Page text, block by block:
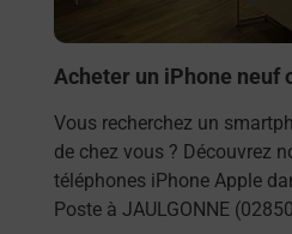
Acheter un iPhone neuf
Vous recherchez un
de chez vous ? Découvrez
téléphones iPhone Apple
Poste à JAULGONNE